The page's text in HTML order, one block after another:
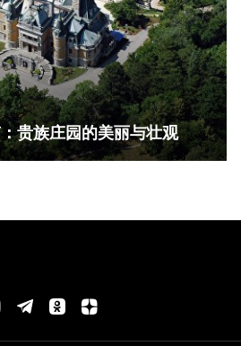
贵族庄园的美丽与壮观